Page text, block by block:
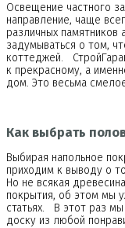
Освещение частного
направление, чаще
различных памятников
задумываться о том,
коттеджей.
к прекрасному, а
дом. Это весьма
Как выбрать
Выбирая напольное
приходим к выводу о
Но не всякая
покрытия, об этом мы
статьях. В этот раз
доску из любой